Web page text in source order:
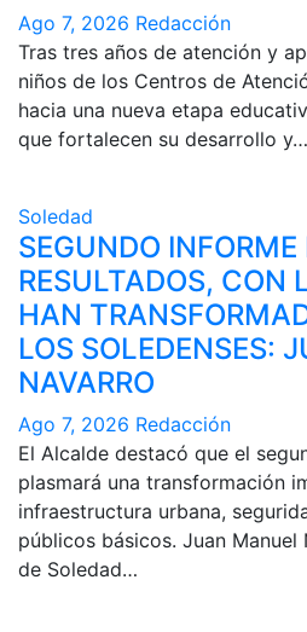
Ago 7, 2026 Redacción
Tras tres años de atención y
niños de los Centros de
hacia una nueva etapa
que fortalecen su desarrollo y…
Soledad
SEGUNDO INFORME
RESULTADOS, CON
HAN
LOS SOLEDENSES:
NAVARRO
Ago 7, 2026 Redacción
El Alcalde destacó que el
plasmará una transformación
infraestructura urbana,
públicos básicos. Juan
de Soledad…